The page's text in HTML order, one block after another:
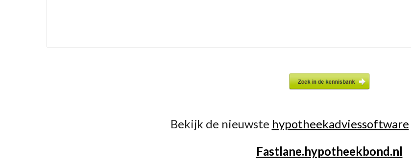
Bekijk de nieuwste hypotheekadviessoftware
Fastlane.hypotheekbond.nl